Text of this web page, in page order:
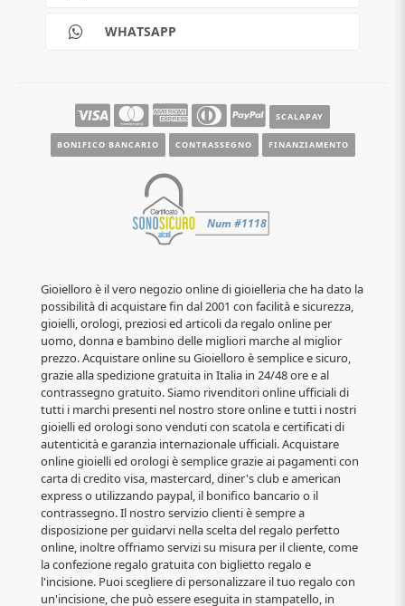
WHATSAPP
SCALAPAY
BONIFICO BANCARIO CONTRASSEGNO FINANZIAMENTO
Gioielloro è il vero negozio online di gioielleria che ha dato la
possibilità di acquistare fin dal 2001 con facilità e sicurezza,
gioielli, orologi, preziosi ed articoli da regalo online per
uomo, donna e bambino delle migliori marche al miglior
prezzo. Acquistare online su Gioielloro è semplice e sicuro,
grazie alla spedizione gratuita in Italia in 24/48 ore e al
contrassegno gratuito. Siamo rivenditori online ufficiali di
tutti i marchi presenti nel nostro store online e tutti i nostri
gioielli ed orologi sono venduti con scatola e certificati di
autenticità e garanzia internazionale ufficiali. Acquistare
online gioielli ed orologi è semplice grazie ai pagamenti con
carta di credito visa, mastercard, diner's club e american
express o utilizzando paypal, il bonifico bancario o il
contrassegno. Il nostro servizio clienti è sempre a
disposizione per guidarvi nella scelta del regalo perfetto
online, inoltre offriamo servizi su misura per il cliente, come
la confezione regalo gratuita con biglietto regalo e
l'incisione. Puoi scegliere di personalizzare il tuo regalo con
un'incisione, che può essere eseguita in stampatello, in